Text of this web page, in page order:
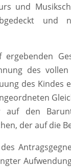
und
abgedeckt
des
des Kindes
auf den
der auf die